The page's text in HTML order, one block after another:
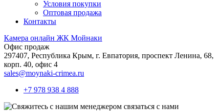
Условия покупки
Оптовая продажа
Контакты
Камера онлайн ЖК Мойнаки
Офис продаж
297407, Республика Крым, г. Евпатория, проспект Ленина, 68,
корп. 40, офис 4
sales@moynaki-crimea.ru
+7 978 938 4 888
связаться с нами